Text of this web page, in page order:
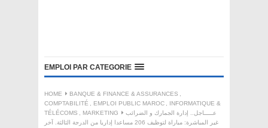
EMPLOI PAR CATEGORIE
HOME BANQUE & FINANCE & ASSURANCES ,
COMPTABILITÉ , EMPLOI PUBLIC MAROC ,
INFORMATIQUE &
TÉLÉCOMS , MARKETING
عـــــاجل.. إدارة الجمارك و الضرائب
غير المباشرة: مباراة لتوظيف 206 مساعدا إداريا من الدرجة الثالثة. آخر